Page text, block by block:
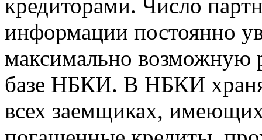
кредиторами. Число
информации постоянно
максимально возможную
базе НБКИ. В НБКИ
всех заемщиках,